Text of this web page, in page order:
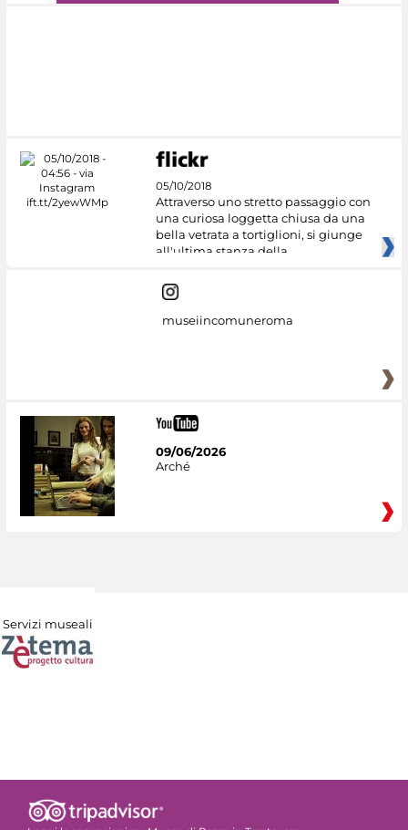
05/10/2018
Attraverso uno stretto passaggio con
una curiosa loggetta chiusa da una
bella vetrata a tortiglioni, si giunge
all'ultima stanza della
museiincomuneroma
09/06/2026
Arché
Servizi museali